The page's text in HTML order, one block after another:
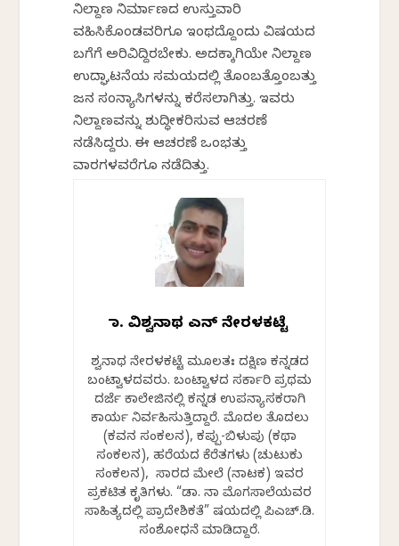
ನಿಲ್ದಾಣ ನಿರ್ಮಾಣದ ಉಸ್ತುವಾರಿ
ವಹಿಸಿಕೊಂಡವರಿಗೂ ಇಂಥದ್ದೊಂದು ವಿಷಯದ
ಬಗೆಗೆ ಅರಿವಿದ್ದಿರಬೇಕು. ಅದಕ್ಕಾಗಿಯೇ ನಿಲ್ದಾಣ
ಉದ್ಘಾಟನೆಯ ಸಮಯದಲ್ಲಿ ತೊಂಬತ್ತೊಂಬತ್ತು
ಜನ ಸಂನ್ಯಾಸಿಗಳನ್ನು ಕರೆಸಲಾಗಿತ್ತು. ಇವರು
ನಿಲ್ದಾಣವನ್ನು ಶುದ್ಧೀಕರಿಸುವ ಆಚರಣೆ
ನಡೆಸಿದ್ದರು. ಈ ಆಚರಣೆ ಒಂಭತ್ತು
ವಾರಗಳವರೆಗೂ ನಡೆದಿತ್ತು.
ಡಾ. ವಿಶ್ವನಾಥ ಎನ್ ನೇರಳಕಟ್ಟೆ
ವಿಶ್ವನಾಥ ನೇರಳಕಟ್ಟೆ ಮೂಲತಃ ದಕ್ಷಿಣ ಕನ್ನಡದ
ಬಂಟ್ವಾಳದವರು. ಬಂಟ್ವಾಳದ ಸರ್ಕಾರಿ ಪ್ರಥಮ
ದರ್ಜೆ ಕಾಲೇಜಿನಲ್ಲಿ ಕನ್ನಡ ಉಪನ್ಯಾಸಕರಾಗಿ
ಕಾರ್ಯ ನಿರ್ವಹಿಸುತ್ತಿದ್ದಾರೆ. ಮೊದಲ ತೊದಲು
(ಕವನ ಸಂಕಲನ), ಕಪ್ಪು-ಬಿಳುಪು (ಕಥಾ
ಸಂಕಲನ), ಹರೆಯದ ಕೆರೆತಗಳು (ಚುಟುಕು
ಸಂಕಲನ), ಸಾವಿರದ ಮೇಲೆ (ನಾಟಕ) ಇವರ
ಪ್ರಕಟಿತ ಕೃತಿಗಳು. “ಡಾ. ನಾ ಮೊಗಸಾಲೆಯವರ
ಸಾಹಿತ್ಯದಲ್ಲಿ ಪ್ರಾದೇಶಿಕತೆ” ವಿಷಯದಲ್ಲಿ ಪಿಎಚ್.ಡಿ.
ಸಂಶೋಧನೆ ಮಾಡಿದ್ದಾರೆ.